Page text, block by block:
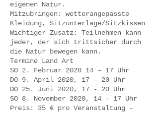
eigenen Natur.
Mitzubringen: wetterangepasste
Kleidung, Sitzunterlage/Sitzkissen
Wichtiger Zusatz: Teilnehmen kann
jeder, der sich trittsicher durch
die Natur bewegen kann.
Termine Land Art
SO 2. Februar 2020 14 – 17 Uhr
DO 9. April 2020, 17 – 20 Uhr
DO 25. Juni 2020, 17 - 20 Uhr
SO 8. November 2020, 14 - 17 Uhr
Preis: 35 € pro Veranstaltung -